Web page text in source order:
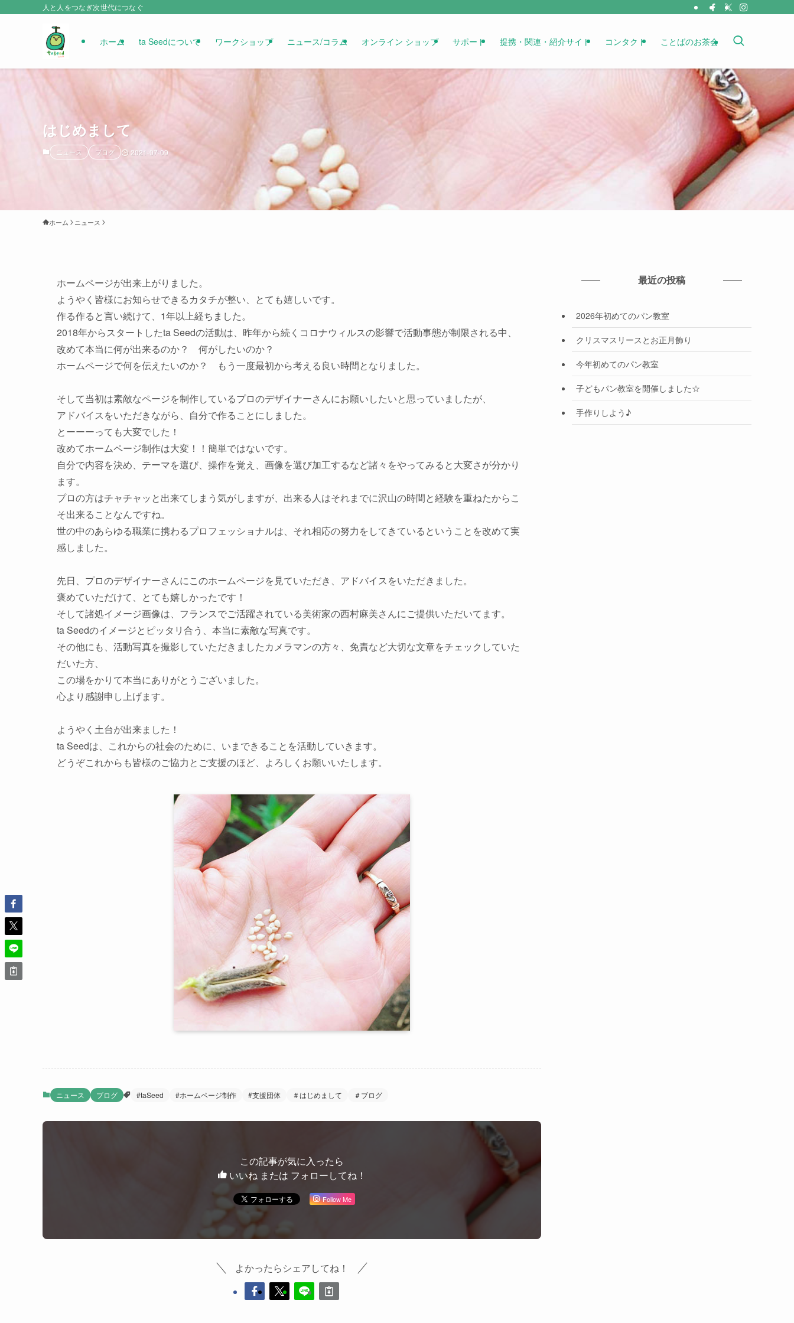
人と人をつなぎ次世代につなぐ
ホーム ta Seedについて ワークショップ ニュース/コラム オンライン ショップ サポート 提携・関連・紹介サイト コンタクト ことばのお茶会
はじめまして
ニュース ブログ 2021-07-09
ホーム ニュース
ホームページが出来上がりました。
ようやく皆様にお知らせできるカタチが整い、とても嬉しいです。
作る作ると言い続けて、1年以上経ちました。
2018年からスタートしたta Seedの活動は、昨年から続くコロナウィルスの影響で活動事態が制限される中、
改めて本当に何が出来るのか？　何がしたいのか？
ホームページで何を伝えたいのか？　もう一度最初から考える良い時間となりました。
そして当初は素敵なページを制作しているプロのデザイナーさんにお願いしたいと思っていましたが、
アドバイスをいただきながら、自分で作ることにしました。
とーーーっても大変でした！
改めてホームページ制作は大変！！簡単ではないです。
自分で内容を決め、テーマを選び、操作を覚え、画像を選び加工するなど諸々をやってみると大変さが分かり
ます。
プロの方はチャチャッと出来てしまう気がしますが、出来る人はそれまでに沢山の時間と経験を重ねたからこ
そ出来ることなんですね。
世の中のあらゆる職業に携わるプロフェッショナルは、それ相応の努力をしてきているということを改めて実
感しました。
先日、プロのデザイナーさんにこのホームページを見ていただき、アドバイスをいただきました。
褒めていただけて、とても嬉しかったです！
そして諸処イメージ画像は、フランスでご活躍されている美術家の西村麻美さんにご提供いただいてます。
ta Seedのイメージとピッタリ合う、本当に素敵な写真です。
その他にも、活動写真を撮影していただきましたカメラマンの方々、免責など大切な文章をチェックしていた
だいた方、
この場をかりて本当にありがとうございました。
心より感謝申し上げます。
ようやく土台が出来ました！
ta Seedは、これからの社会のために、いまできることを活動していきます。
どうぞこれからも皆様のご協力とご支援のほど、よろしくお願いいたします。
ニュース ブログ #taSeed #ホームページ制作 #支援団体 ＃はじめまして ＃ブログ
この記事が気に入ったら
いいね または フォローしてね！
Follow Me
よかったらシェアしてね！
最近の投稿
2026年初めてのパン教室
クリスマスリースとお正月飾り
今年初めてのパン教室
子どもパン教室を開催しました☆
手作りしよう♪